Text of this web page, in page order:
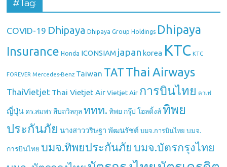
#Tag:
COVID-19 Dhipaya Dhipaya Group Holdings Dhipaya
Insurance Honda ICONSIAM japan korea KTC KTC
FOREVER Mercedes-Benz Taiwan TAT Thai Airways
ThaiVietjet Thai Vietjet Air Vietjet Air การบินไทย คาเฟ่
ญี่ปุ่น ดร.สมพร สืบถวิลกุล ททท. ทิพย กรุ๊ป โฮลดิ้งส์ ทิพย
ประกันภัย นางสาววริษฐา พัฒนรัชต์ บมจ.การบินไทย บมจ.
การบินไทย บมจ.ทิพยประกันภัย บมจ.บัตรกรุงไทย